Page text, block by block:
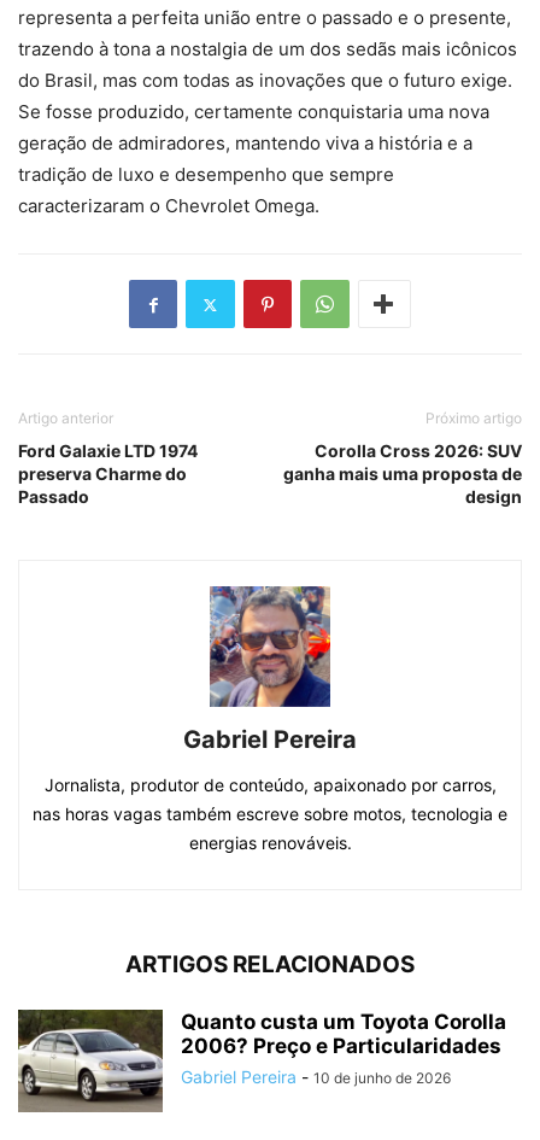
representa a perfeita união entre o passado e o presente,
trazendo à tona a nostalgia de um dos sedãs mais icônicos
do Brasil, mas com todas as inovações que o futuro exige.
Se fosse produzido, certamente conquistaria uma nova
geração de admiradores, mantendo viva a história e a
tradição de luxo e desempenho que sempre
caracterizaram o Chevrolet Omega.
Artigo anterior
Ford Galaxie LTD 1974
preserva Charme do
Passado
Próximo artigo
Corolla Cross 2026: SUV
ganha mais uma proposta de
design
Gabriel Pereira
Jornalista, produtor de conteúdo, apaixonado por carros,
nas horas vagas também escreve sobre motos, tecnologia e
energias renováveis.
ARTIGOS RELACIONADOS
Quanto custa um Toyota Corolla
2006? Preço e Particularidades
Gabriel Pereira - 10 de junho de 2026